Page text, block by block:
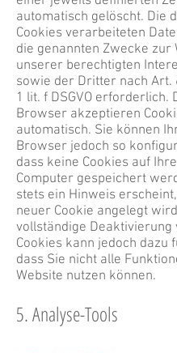
automatisch gelöscht. Die
Cookies verarbeiteten
die genannten Zwecke zur
unserer berechtigten
sowie der Dritter nach Art.
1 lit. f DSGVO erforderlich.
Browser akzeptieren
automatisch. Sie können
Browser jedoch so
dass keine Cookies auf
Computer gespeichert
stets ein Hinweis
neuer Cookie angelegt
vollständige Deaktivierung
Cookies kann jedoch dazu
dass Sie nicht alle
Website nutzen können.
5. Analyse-Tools